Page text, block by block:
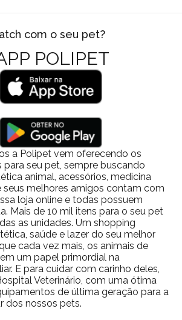
com o seu pet?
POLIPET
a Polipet vem oferecendo os
para seu pet, sempre buscando
animal, acessórios, medicina
seus melhores amigos contam com
loja online e todas possuem
Mais de 10 mil itens para o seu pet
as unidades. Um shopping
saúde e lazer do seu melhor
cada vez mais, os animais de
um papel primordial na
E para cuidar com carinho deles,
Veterinário, com uma ótima
de última geração para a
dos nossos pets.